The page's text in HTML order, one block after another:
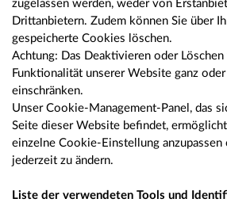
zugelassen werden, weder von
Drittanbietern. Zudem können Sie über
gespeicherte Cookies löschen.
Achtung: Das Deaktivieren oder
Funktionalität unserer Website ganz
einschränken.
Unser Cookie-Management-Panel, das
Seite dieser Website befindet,
einzelne Cookie-Einstellung anzupassen
jederzeit zu ändern.
Liste der verwendeten Tools und